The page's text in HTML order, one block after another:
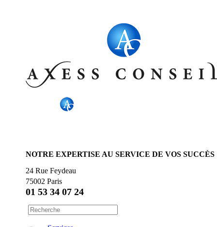
NOTRE EXPERTISE AU SERVICE DE VOS SUCCÈS
24 Rue Feydeau
75002 Paris
01 53 34 07 24